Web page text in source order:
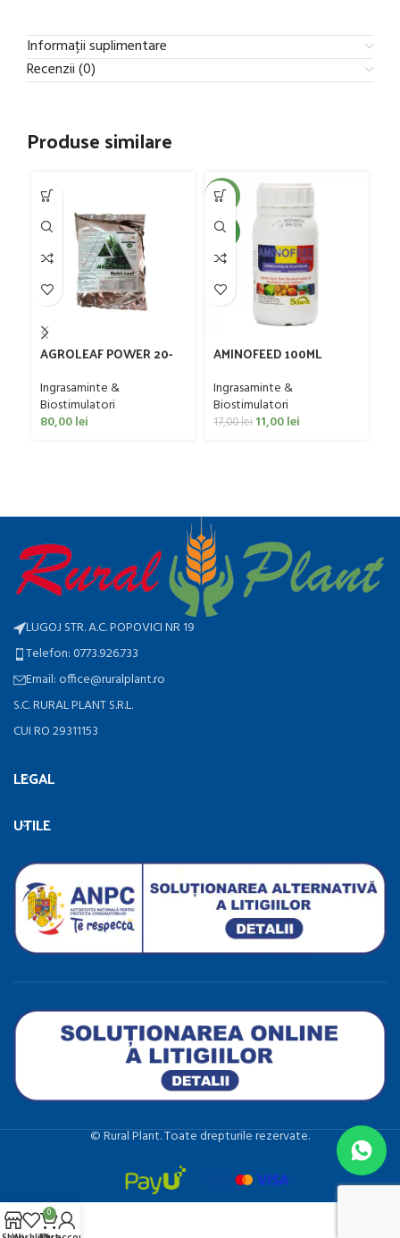
Informații suplimentare
Recenzii (0)
Produse similare
AGROLEAF POWER 20-
Ingrasaminte &
Biostimulatori
80,00lei
-35%
NEW
AMINOFEED 100ML
Ingrasaminte &
Biostimulatori
17,00lei 11,00lei
LUGOJ STR. A.C. POPOVICI NR 19
Telefon: 0773.926.733
Email: office@ruralplant.ro
S.C. RURAL PLANT S.R.L.
CUI RO 29311153
LEGAL
UTILE
©️ Rural Plant. Toate drepturile rezervate.
0